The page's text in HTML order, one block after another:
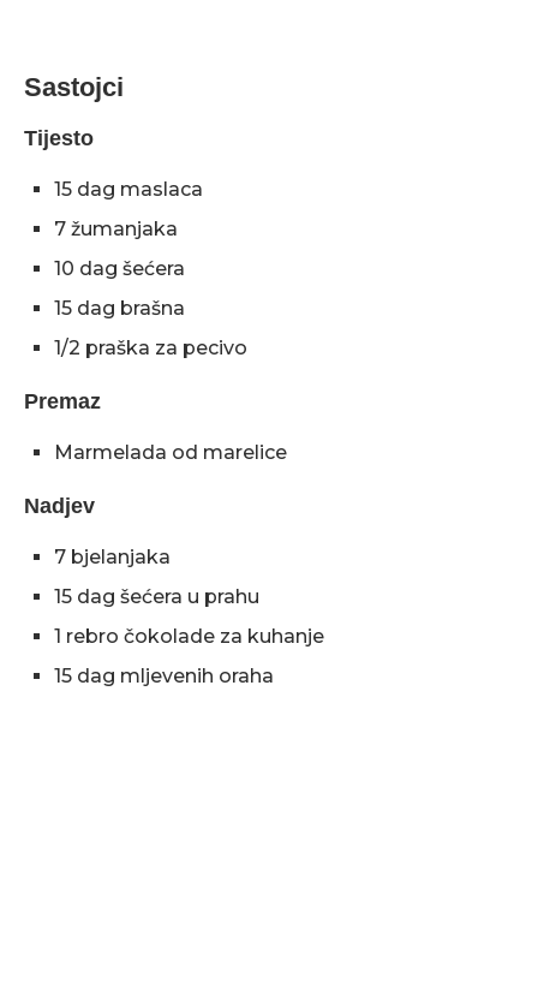
Sastojci
Tijesto
15 dag maslaca
7 žumanjaka
10 dag šećera
15 dag brašna
1/2 praška za pecivo
Premaz
Marmelada od marelice
Nadjev
7 bjelanjaka
15 dag šećera u prahu
1 rebro čokolade za kuhanje
15 dag mljevenih oraha